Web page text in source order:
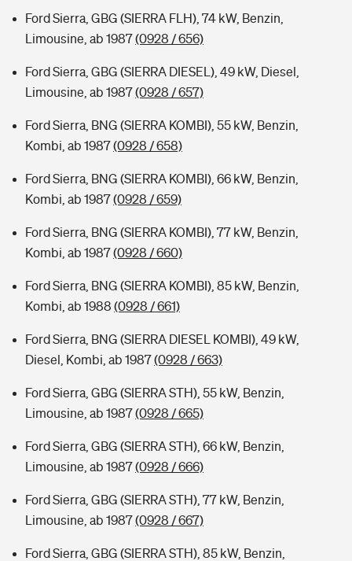
Ford Sierra, GBG (SIERRA FLH), 74 kW, Benzin,
Limousine, ab 1987(0928 / 656)
Ford Sierra, GBG (SIERRA DIESEL), 49 kW, Diesel,
Limousine, ab 1987(0928 / 657)
Ford Sierra, BNG (SIERRA KOMBI), 55 kW, Benzin,
Kombi, ab 1987(0928 / 658)
Ford Sierra, BNG (SIERRA KOMBI), 66 kW, Benzin,
Kombi, ab 1987(0928 / 659)
Ford Sierra, BNG (SIERRA KOMBI), 77 kW, Benzin,
Kombi, ab 1987(0928 / 660)
Ford Sierra, BNG (SIERRA KOMBI), 85 kW, Benzin,
Kombi, ab 1988 (0928 / 661)
Ford Sierra, BNG (SIERRA DIESEL KOMBI), 49 kW,
Diesel, Kombi, ab 1987(0928 / 663)
Ford Sierra, GBG (SIERRA STH), 55 kW, Benzin,
Limousine, ab 1987(0928 / 665)
Ford Sierra, GBG (SIERRA STH), 66 kW, Benzin,
Limousine, ab 1987(0928 / 666)
Ford Sierra, GBG (SIERRA STH), 77 kW, Benzin,
Limousine, ab 1987(0928 / 667)
Ford Sierra, GBG (SIERRA STH), 85 kW, Benzin,